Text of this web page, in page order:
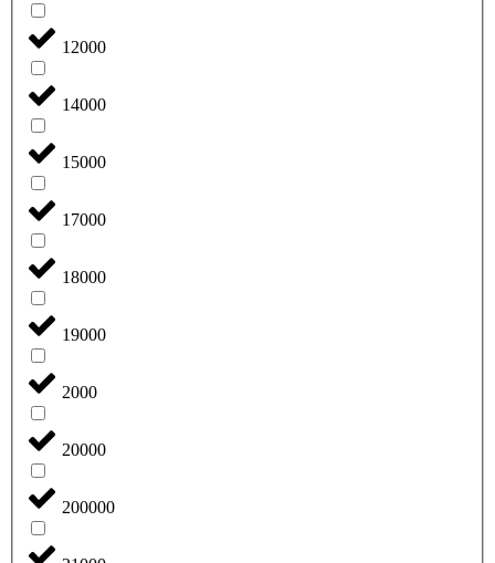
12000
14000
15000
17000
18000
19000
2000
20000
200000